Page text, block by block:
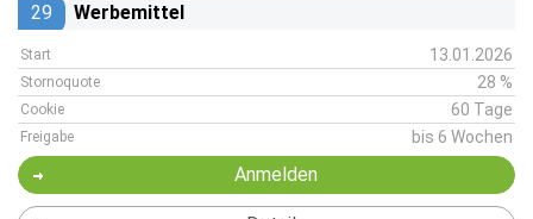
29 Werbemittel
Start 13.01.2026
Stornoquote 28 %
Cookie 60 Tage
Freigabe bis 6 Wochen
Anmelden